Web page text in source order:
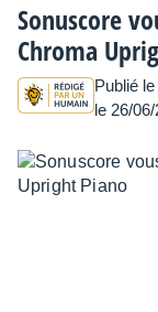
Sonuscore
Chroma
Publié
le 26/